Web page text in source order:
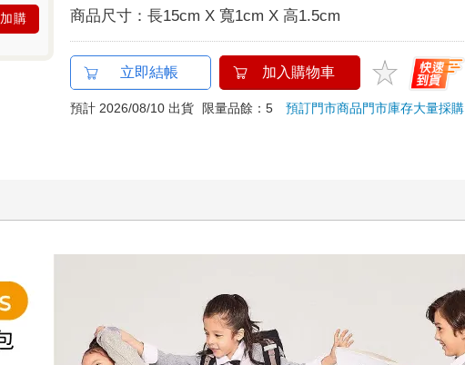
加購 商品尺寸：長15cm X 寬1cm X 高1.5cm
立即結帳 加入購物車
預計 2026/08/10 出貨 限量品餘：5預訂門市商品門市庫存大量採購